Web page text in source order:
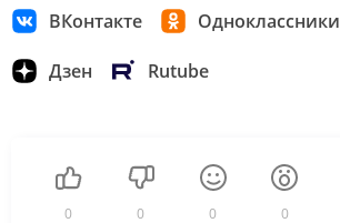
ВКонтакте Одноклассники
Дзен Rutube
0 0 0 0